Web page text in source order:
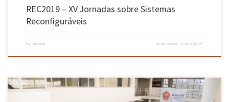
REC2019 – XV Jornadas sobre Sistemas
Reconfiguráveis
by admin Published 16/02/2019